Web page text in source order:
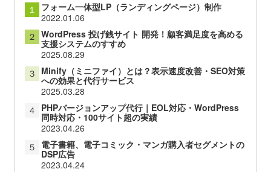
１ フォーム一体型LP（ランディングページ）制作
2022.01.06
２ WordPress 投げ銭サイト 開発！顧客満足度を高める
支援システムのすすめ
2025.08.29
３ Minify（ミニファイ）とは？表示速度改善・SEO対策
への効果と代行サービス
2025.03.28
４ PHPバージョンアップ代行｜EOL対応・WordPress
同時対応・100サイト超の実績
2023.04.26
５ 電子書籍、電子コミック・マンガ購入者セグメントの
DSP広告
2023.04.24